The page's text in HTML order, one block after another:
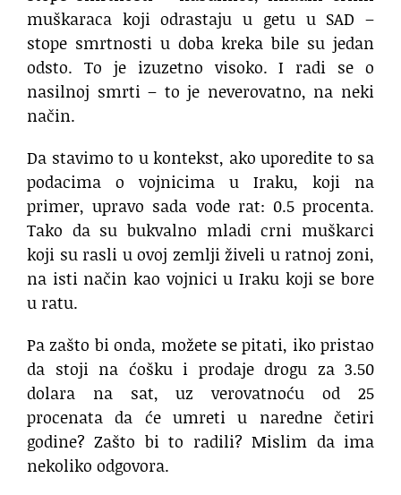
muškaraca koji odrastaju u getu u SAD –
stope smrtnosti u doba kreka bile su jedan
odsto. To je izuzetno visoko. I radi se o
nasilnoj smrti – to je neverovatno, na neki
način.
Da stavimo to u kontekst, ako uporedite to sa
podacima o vojnicima u Iraku, koji na
primer, upravo sada vode rat: 0.5 procenta.
Tako da su bukvalno mladi crni muškarci
koji su rasli u ovoj zemlji živeli u ratnoj zoni,
na isti način kao vojnici u Iraku koji se bore
u ratu.
Pa zašto bi onda, možete se pitati, iko pristao
da stoji na ćošku i prodaje drogu za 3.50
dolara na sat, uz verovatnoću od 25
procenata da će umreti u naredne četiri
godine? Zašto bi to radili? Mislim da ima
nekoliko odgovora.